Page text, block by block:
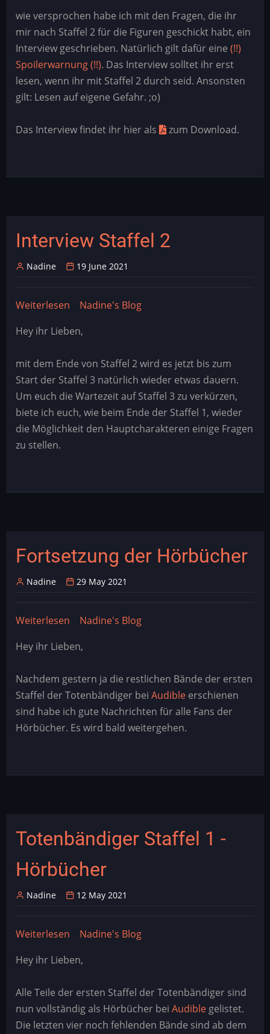
Staffel
2
wie versprochen habe ich mit den Fragen, die ihr
mir nach Staffel 2 für die Figuren geschickt habt, ein
Interview geschrieben. Natürlich gilt dafür eine (!!)
Spoilerwarnung (!!). Das Interview solltet ihr erst
lesen, wenn ihr mit Staffel 2 durch seid. Ansonsten
gilt: Lesen auf eigene Gefahr. ;o)
Das Interview findet ihr hier als zum Download.
Interview Staffel 2
Nadine 19 June 2021
Weiterlesen über
Staffel
Nadine's Blog
Hey ihr Lieben,
mit dem Ende von Staffel 2 wird es jetzt bis zum
Start der Staffel 3 natürlich wieder etwas dauern.
Um euch die Wartezeit auf Staffel 3 zu verkürzen,
biete ich euch, wie beim Ende der Staffel 1, wieder
die Möglichkeit den Hauptcharakteren einige Fragen
zu stellen.
Fortsetzung der Hörbücher
Nadine 29 May 2021
Weiterlesen über
der
Nadine's Blog
Hey ihr Lieben,
Nachdem gestern ja die restlichen Bände der ersten
Staffel der Totenbändiger bei Audible erschienen
sind habe ich gute Nachrichten für alle Fans der
Hörbücher. Es wird bald weitergehen.
Totenbändiger Staffel 1 -
Hörbücher
Nadine 12 May 2021
Weiterlesen über
Staffel
-
Hörbücher
Nadine's Blog
Hey ihr Lieben,
Alle Teile der ersten Staffel der Totenbändiger sind
nun vollständig als Hörbücher bei Audiblegelistet.
Die letzten vier noch fehlenden Bände sind ab dem